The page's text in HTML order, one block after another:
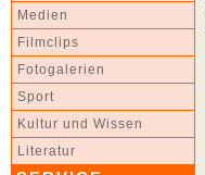
Medien
Filmclips
Fotogalerien
Sport
Kultur und Wissen
Literatur